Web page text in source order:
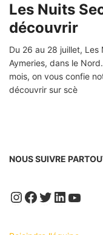
Les Nuits
découvrir
Du 26 au 28 juillet,
Aymeries, dans le
mois, on vous confie
découvrir sur scè
NOUS SUIVRE
Instagram
Facebook
Twitter
LinkedIn